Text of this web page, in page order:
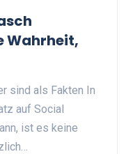
Wahrheit,
sind als Fakten In
auf Social
ist es keine